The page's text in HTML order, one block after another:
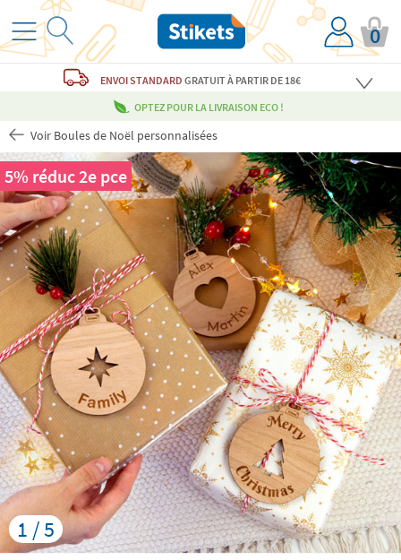
0
ENVOI STANDARDGRATUITÀ PARTIR DE 18€
OPTEZ POUR LA LIVRAISON ECO !
Voir Boules de Noël personnalisées
1 / 5
5% réduc 2e pce